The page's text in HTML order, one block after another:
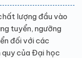
lượng đầu vào
tuyển, ngưỡng
đối với các
của Đại học